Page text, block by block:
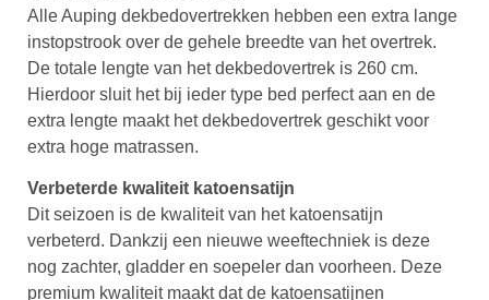
Alle Auping dekbedovertrekken hebben een extra lange
instopstrook over de gehele breedte van het overtrek.
De totale lengte van het dekbedovertrek is 260 cm.
Hierdoor sluit het bij ieder type bed perfect aan en de
extra lengte maakt het dekbedovertrek geschikt voor
extra hoge matrassen.
Verbeterde kwaliteit katoensatijn
Dit seizoen is de kwaliteit van het katoensatijn
verbeterd. Dankzij een nieuwe weeftechniek is deze
nog zachter, gladder en soepeler dan voorheen. Deze
premium kwaliteit maakt dat de katoensatijnen